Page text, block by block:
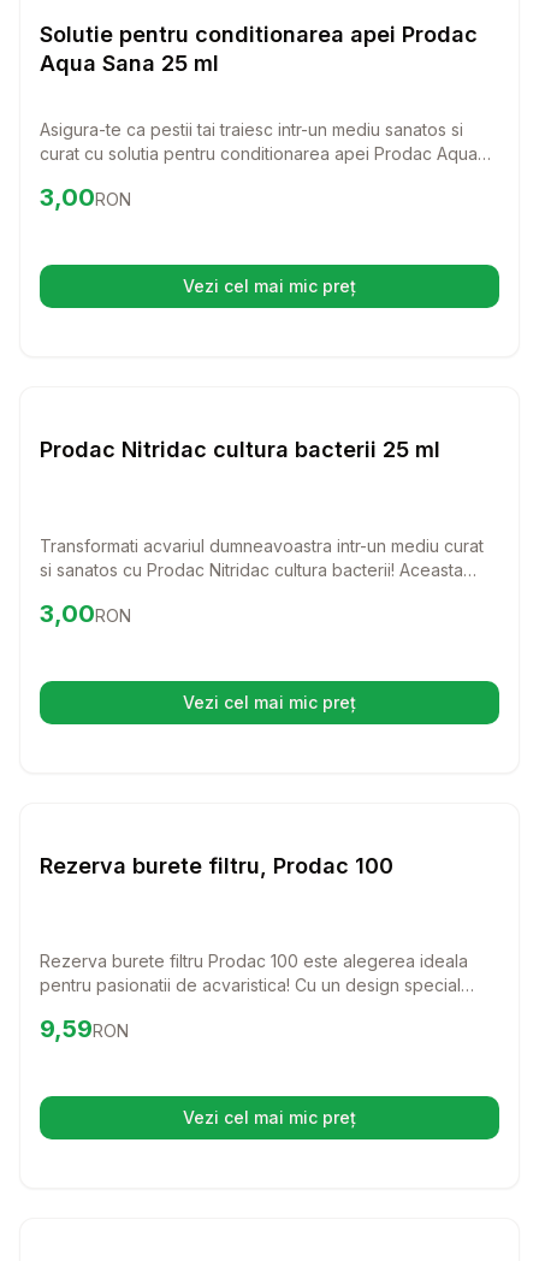
Solutie pentru conditionarea apei Prodac
Aqua Sana 25 ml
Asigura-te ca pestii tai traiesc intr-un mediu sanatos si
curat cu solutia pentru conditionarea apei Prodac Aqua
si reduce efectele metalelor grele, oferind o apa
Preț:3.00
3,00RON
Vezi cel mai mic preț(se deschide într-o filă nouă)
Prodac Nitridac cultura bacterii 25 ml
Transformati acvariul dumneavoastra intr-un mediu curat
si sanatos cu Prodac Nitridac cultura bacterii! Aceasta
substantelor organice, asigurand un ecosistem optim
Preț:3.00
3,00RON
Vezi cel mai mic preț(se deschide într-o filă nouă)
Rezerva burete filtru, Prodac 100
Rezerva burete filtru Prodac 100 este alegerea ideala
pentru pasionatii de acvaristica! Cu un design special
acest burete asigura o filtrare eficienta, contribuind la un
Preț:9.59
9,59RON
Vezi cel mai mic preț(se deschide într-o filă nouă)